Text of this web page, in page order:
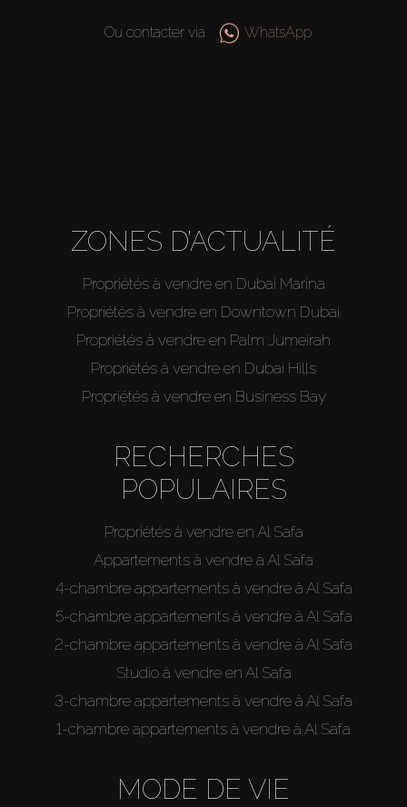
Ou contacter via WhatsApp
ZONES D’ACTUALITÉ
Propriétés à vendre en Dubai Marina
Propriétés à vendre en Downtown Dubai
Propriétés à vendre en Palm Jumeirah
Propriétés à vendre en Dubai Hills
Propriétés à vendre en Business Bay
RECHERCHES
POPULAIRES
Propriétés à vendre en Al Safa
Appartements à vendre à Al Safa
4-chambre appartements à vendre à Al Safa
5-chambre appartements à vendre à Al Safa
2-chambre appartements à vendre à Al Safa
Studio à vendre en Al Safa
3-chambre appartements à vendre à Al Safa
1-chambre appartements à vendre à Al Safa
MODE DE VIE